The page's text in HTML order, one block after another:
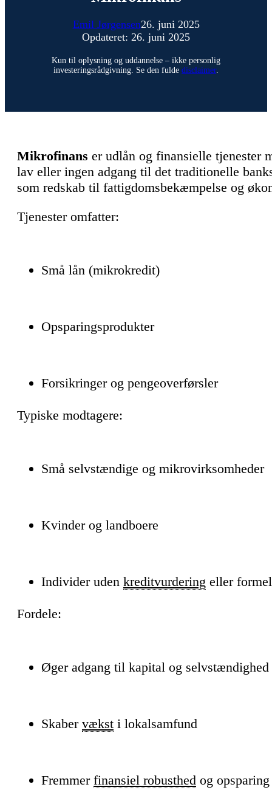
Emil Jørgensen26. juni 2025
Opdateret: 26. juni 2025
Kun til oplysning og uddannelse – ikke personlig
investeringsrådgivning. Se den fulde disclaimer.
Mikrofinans er udlån og finansielle tjenester
lav eller ingen adgang til det traditionelle
som redskab til fattigdomsbekæmpelse og
Tjenester omfatter:
Små lån (mikrokredit)
Opsparingsprodukter
Forsikringer og pengeoverførsler
Typiske modtagere:
Små selvstændige og mikrovirksomheder
Kvinder og landboere
Individer uden kreditvurdering eller
Fordele:
Øger adgang til kapital og selvstændighed
Skaber vækst i lokalsamfund
Fremmer finansiel robusthed og opsparing